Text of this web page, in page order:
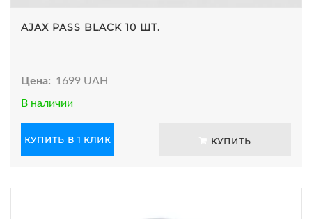
AJAX PASS BLACK 10 ШТ.
Цена: 1699 UAH
В наличии
КУПИТЬ В 1 КЛИК КУПИТЬ